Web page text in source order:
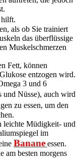
hilft.
als ob Sie trainiert
das überflüssige
Muskelschmerzen
Fett, können
entzogen wird.
3 und 6
und Nüsse), auch wird
zu essen, um den
leichte Müdigkeit- und
im
Banane essen.
am besten morgens